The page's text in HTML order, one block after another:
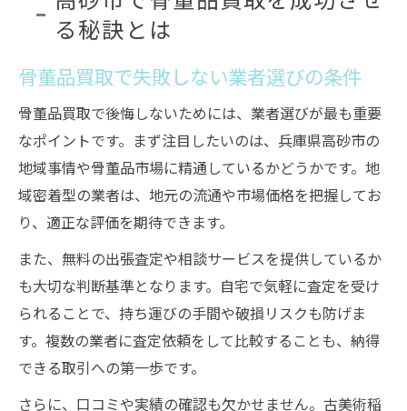
骨董品買取で重視される査定基準とは何か
骨董品買取の査定で見落としがちな大切な
点
価値ある骨董品買取に必要な準備方法
専門家が語る骨董品買取の査定ノウハウ
骨董品買取でよくある査定ミスの回避策
出張買取の流れと高価売却のコツを知る
骨董品買取の出張査定はどう進むのか解説
骨董品買取を出張で依頼する際の利点とは
高価売却につながる骨董品買取の準備術
骨董品買取の出張サービスを選ぶときの基
準
骨董品買取で出張査定を活用するメリット
る秘訣とは
骨董品買取で失敗しない業者選びの条件
骨董品買取で後悔しないためには、業者選びが最も重要
なポイントです。まず注目したいのは、兵庫県高砂市の
地域事情や骨董品市場に精通しているかどうかです。地
域密着型の業者は、地元の流通や市場価格を把握してお
り、適正な評価を期待できます。
また、無料の出張査定や相談サービスを提供しているか
も大切な判断基準となります。自宅で気軽に査定を受け
られることで、持ち運びの手間や破損リスクも防げま
す。複数の業者に査定依頼をして比較することも、納得
できる取引への第一歩です。
さらに、口コミや実績の確認も欠かせません。古美術稲